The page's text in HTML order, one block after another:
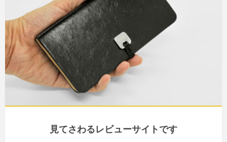
見てさわるレビューサイトです